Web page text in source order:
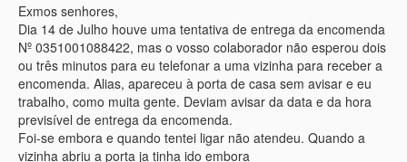
Exmos senhores,
Dia 14 de Julho houve uma tentativa de entrega da encomenda
Nº 0351001088422, mas o vosso colaborador não esperou dois
ou três minutos para eu telefonar a uma vizinha para receber a
encomenda. Alias, apareceu à porta de casa sem avisar e eu
trabalho, como muita gente. Deviam avisar da data e da hora
previsível de entrega da encomenda.
Foi-se embora e quando tentei ligar não atendeu. Quando a
vizinha abriu a porta ja tinha ido embora